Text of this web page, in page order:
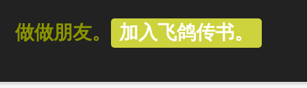
做做朋友。 加入飞鸽传书。